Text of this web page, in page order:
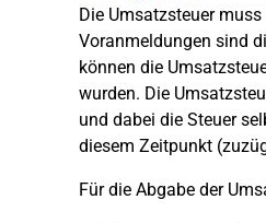
Die Umsatzsteuer
Voranmeldungen sind
können die
wurden. Die
und dabei die Steuer
diesem Zeitpunkt
Für die Abgabe der